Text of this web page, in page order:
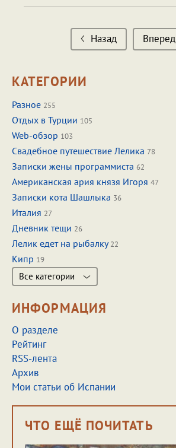
Назад Вперед
КАТЕГОРИИ
Разное 255
Отдых в Турции 105
Web-обзор 103
Свадебное путешествие Лелика 78
Записки жены программиста 62
Американская ария князя Игоря 47
Записки кота Шашлыка 36
Италия 27
Дневник тещи 26
Лелик едет на рыбалку22
Кипр 19
Все категории
ИНФОРМАЦИЯ
О разделе
Рейтинг
RSS-лента
Архив
Мои статьи об Испании
ЧТО ЕЩЁ ПОЧИТАТЬ